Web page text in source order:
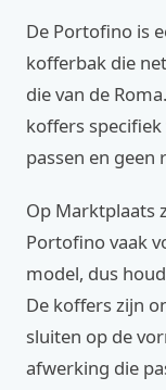
De Portofino is
kofferbak die
die van de
koffers
passen en
Op Marktplaats
Portofino vaak
model, dus
De koffers zijn
sluiten op de
afwerking die